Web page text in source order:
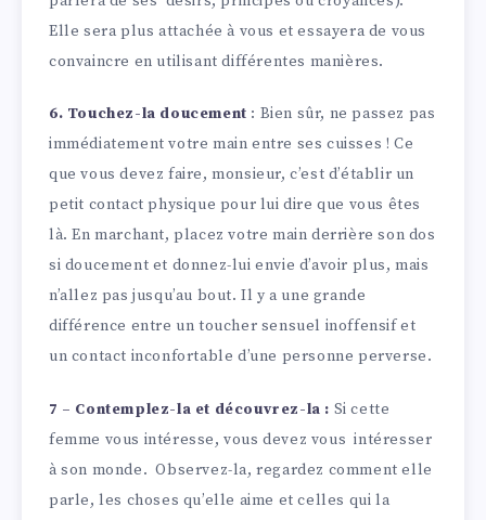
Elle sera plus attachée à vous et essayera de vous
convaincre en utilisant différentes manières.
6. Touchez-la doucement : Bien sûr, ne passez pas
immédiatement votre main entre ses cuisses ! Ce
que vous devez faire, monsieur, c’est d’établir un
petit contact physique pour lui dire que vous êtes
là. En marchant, placez votre main derrière son dos
si doucement et donnez-lui envie d’avoir plus, mais
n’allez pas jusqu’au bout. Il y a une grande
différence entre un toucher sensuel inoffensif et
un contact inconfortable d’une personne perverse.
7 – Contemplez-la et découvrez-la : Si cette
femme vous intéresse, vous devez vous intéresser
à son monde. Observez-la, regardez comment elle
parle, les choses qu’elle aime et celles qui la